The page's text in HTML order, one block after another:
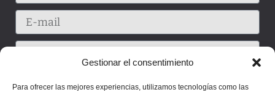
Gestionar el consentimiento
Para ofrecer las mejores experiencias, utilizamos tecnologías como las